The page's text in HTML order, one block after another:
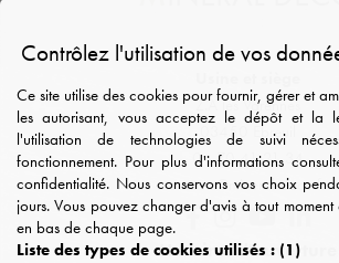
Contrôlez l'utilisation de vos
Ce site utilise des cookies pour fournir, gérer et
les autorisant, vous acceptez le dépôt et la
l'utilisation de technologies de suivi
fonctionnement. Pour plus d'informations
confidentialité. Nous conservons vos choix
jours. Vous pouvez changer d'avis à tout
en bas de chaque page.
Liste des types de cookies utilisés : (1)
Z.A les Varennes
03450 Ebreuil
04 70 41 21 34
contact@mineral-deco.fr
Horaires d'ouverture